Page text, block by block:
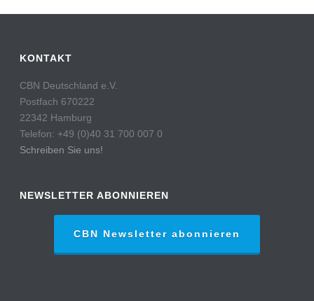
KONTAKT
CBN Deutschland e.V.
Postfach 670222
22342 Hamburg
Telefon: +49 (0)40 31 700 007 0
Schreiben Sie uns!
NEWSLETTER ABONNIEREN
CBN Newsletter abonnieren